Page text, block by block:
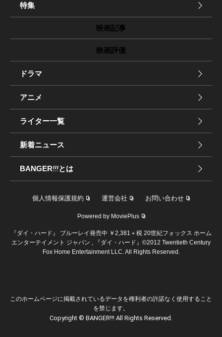
特集
映画記事
映画評価
ドラマ
アニメ
ライター一覧
新着ニュース
BANGER!!!とは
個人情報保護規約 運営会社 お問い合わせ
Powered by MoviePlus
『ダイ・ハード』 ブルーレイ発売中 ￥2,381＋税 20世紀フォックス ホーム
エンターテイメント ジャパン , 『ダイ・ハード』©2012 Twentieth Century
Fox Home Entertainment LLC. All Rights Reserved.
このホームページに掲載されているデータを権利者の許諾なく使用すること
を禁じます。
Copyright © BANGER!!! All Rights Reserved.